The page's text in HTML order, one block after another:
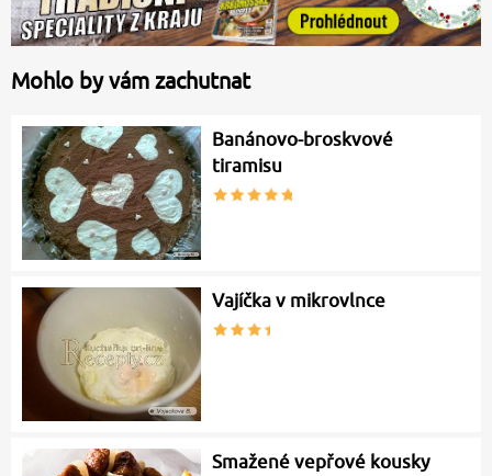
Mohlo by vám zachutnat
Banánovo-broskvové
tiramisu
Vajíčka v mikrovlnce
Smažené vepřové kousky